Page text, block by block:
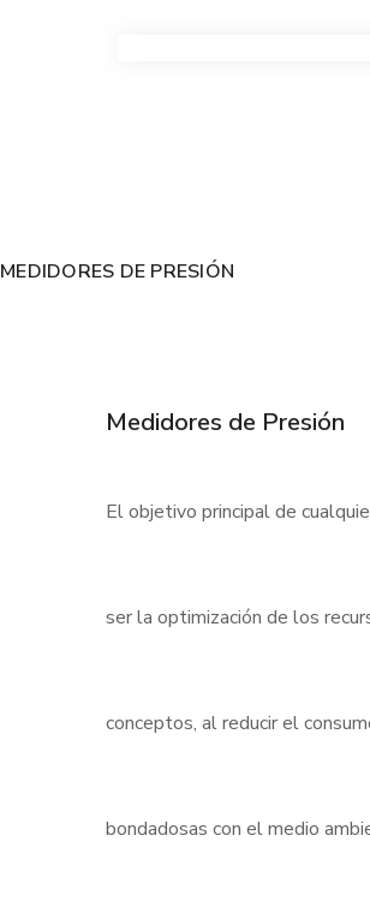
MEDIDORES DE PRESIÓN
Medidores de Presión
El objetivo principal de
ser la optimización de los
conceptos, al reducir el
bondadosas con el medio